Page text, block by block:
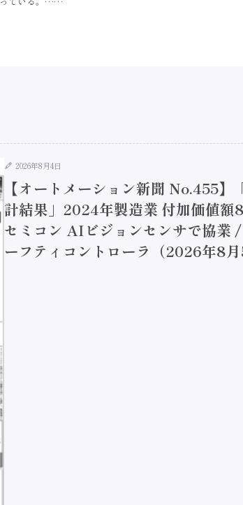
2026年8月4日
【オートメーション新聞 No.455
計結果」2024年製造業 付加価値
セミコン AIビジョンセンサで協業
ーフティコントローラ（2026年8月